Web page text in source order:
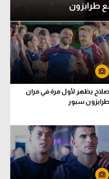
طرابزون
صلاح يظهر لأول مرة في مران
طرابزون سبور